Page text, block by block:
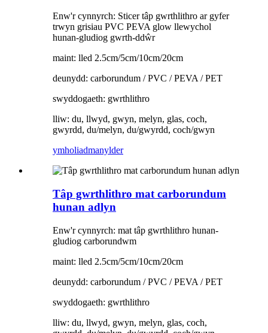
Enw'r cynnyrch: Sticer tâp gwrthlithro ar gyfer
trwyn grisiau PVC PEVA glow llewychol
hunan-gludiog gwrth-ddŵr
maint: lled 2.5cm/5cm/10cm/20cm
deunydd: carborundum / PVC / PEVA / PET
swyddogaeth: gwrthlithro
lliw: du, llwyd, gwyn, melyn, glas, coch,
gwyrdd, du/melyn, du/gwyrdd, coch/gwyn
ymholiadmanylder
Tâp gwrthlithro mat carborundum
hunan adlyn
Enw'r cynnyrch: mat tâp gwrthlithro hunan-
gludiog carborundwm
maint: lled 2.5cm/5cm/10cm/20cm
deunydd: carborundum / PVC / PEVA / PET
swyddogaeth: gwrthlithro
lliw: du, llwyd, gwyn, melyn, glas, coch,